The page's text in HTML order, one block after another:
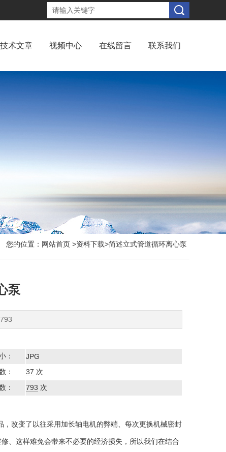
技术文章 视频中心 在线留言 联系我们
您的位置： 网站首页 >资料下载>简述立式管道循环离心泵
泵
：
JPG
： 37 次
： 793 次
改变了以往采用加长轴电机的弊端、每次更换机械密封
、这样难免会带来不必要的经济损失，所以我们在结合